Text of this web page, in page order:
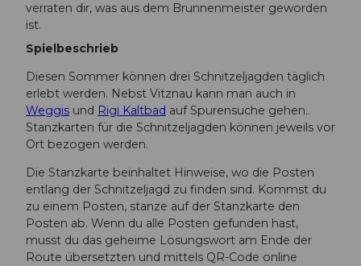
verraten dir, was aus dem Brunnenmeister geworden
ist.
Spielbeschrieb
Diesen Sommer können drei Schnitzeljagden täglich
erlebt werden. Nebst Vitznau kann man auch in
Weggis und Rigi Kaltbad auf Spurensuche gehen..
Stanzkarten für die Schnitzeljagden können jeweils vor
Ort bezogen werden.
Die Stanzkarte beinhaltet Hinweise, wo die Posten
entlang der Schnitzeljagd zu finden sind. Kommst du
zu einem Posten, stanze auf der Stanzkarte den
Posten ab. Wenn du alle Posten gefunden hast,
musst du das geheime Lösungswort am Ende der
Route übersetzten und mittels QR-Code online